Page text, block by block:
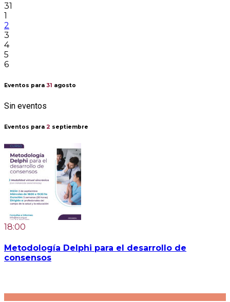
31
1
2
3
4
5
6
Eventos para 31 agosto
Sin eventos
Eventos para 2 septiembre
18:00
Metodología Delphi para el desarrollo de
consensos